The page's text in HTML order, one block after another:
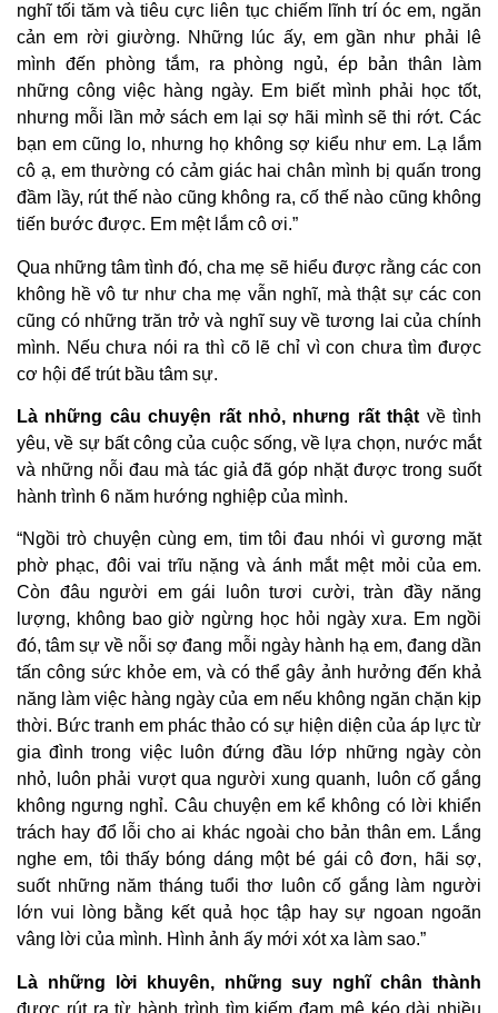
nghĩ tối tăm và tiêu cực liên tục chiếm lĩnh trí óc em, ngăn
cản em rời giường. Những lúc ấy, em gần như phải lê
mình đến phòng tắm, ra phòng ngủ, ép bản thân làm
những công việc hàng ngày. Em biết mình phải học tốt,
nhưng mỗi lần mở sách em lại sợ hãi mình sẽ thi rớt. Các
bạn em cũng lo, nhưng họ không sợ kiểu như em. Lạ lắm
cô ạ, em thường có cảm giác hai chân mình bị quấn trong
đầm lầy, rút thế nào cũng không ra, cố thế nào cũng không
tiến bước được. Em mệt lắm cô ơi.”
Qua những tâm tình đó, cha mẹ sẽ hiểu được rằng các con
không hề vô tư như cha mẹ vẫn nghĩ, mà thật sự các con
cũng có những trăn trở và nghĩ suy về tương lai của chính
mình. Nếu chưa nói ra thì cõ lẽ chỉ vì con chưa tìm được
cơ hội để trút bầu tâm sự.
Là những câu chuyện rất nhỏ, nhưng rất thật về tình
yêu, về sự bất công của cuộc sống, về lựa chọn, nước mắt
và những nỗi đau mà tác giả đã góp nhặt được trong suốt
hành trình 6 năm hướng nghiệp của mình.
“Ngồi trò chuyện cùng em, tim tôi đau nhói vì gương mặt
phờ phạc, đôi vai trĩu nặng và ánh mắt mệt mỏi của em.
Còn đâu người em gái luôn tươi cười, tràn đầy năng
lượng, không bao giờ ngừng học hỏi ngày xưa. Em ngồi
đó, tâm sự về nỗi sợ đang mỗi ngày hành hạ em, đang dần
tấn công sức khỏe em, và có thể gây ảnh hưởng đến khả
năng làm việc hàng ngày của em nếu không ngăn chặn kịp
thời. Bức tranh em phác thảo có sự hiện diện của áp lực từ
gia đình trong việc luôn đứng đầu lớp những ngày còn
nhỏ, luôn phải vượt qua người xung quanh, luôn cố gắng
không ngưng nghỉ. Câu chuyện em kể không có lời khiển
trách hay đổ lỗi cho ai khác ngoài cho bản thân em. Lắng
nghe em, tôi thấy bóng dáng một bé gái cô đơn, hãi sợ,
suốt những năm tháng tuổi thơ luôn cố gắng làm người
lớn vui lòng bằng kết quả học tập hay sự ngoan ngoãn
vâng lời của mình. Hình ảnh ấy mới xót xa làm sao.”
Là những lời khuyên, những suy nghĩ chân thành
được rút ra từ hành trình tìm kiếm đam mê kéo dài nhiều